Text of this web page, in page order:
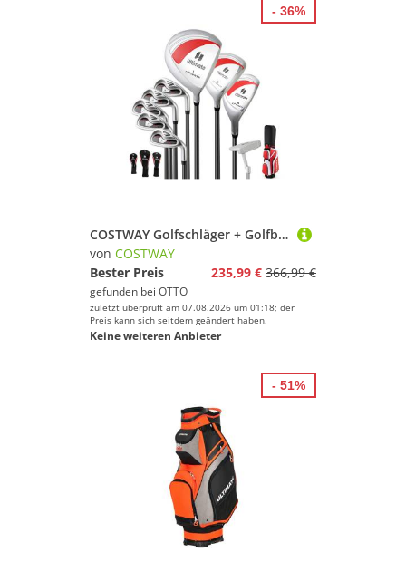
COSTWAY Golfschläger + Golfbag, Komplettes Golfschläger-Set für Damen
von COSTWAY
Bester Preis
235,99 € 366,99 €
gefunden bei OTTO
zuletzt überprüft am 07.08.2026 um 01:18; der
Preis kann sich seitdem geändert haben.
Keine weiteren Anbieter
- 36%
- 51%